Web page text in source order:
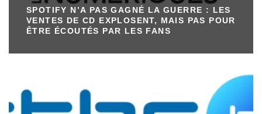
SPOTIFY N’A PAS GAGNÉ LA GUERRE : LES
VENTES DE CD EXPLOSENT, MAIS PAS POUR
ÊTRE ÉCOUTÉS PAR LES FANS